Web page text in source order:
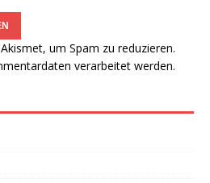
um Spam zu reduzieren.
verarbeitet werden.